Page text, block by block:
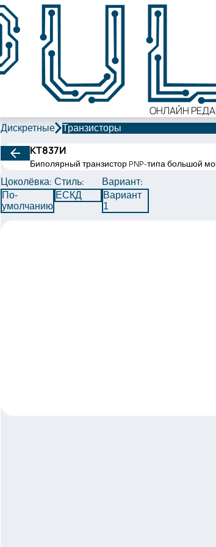
ОНЛАЙН
Дискретные Транзисторы
КТ837И
Биполярный транзистор PNP-типа большой
Цоколёвка:
По-
умолчанию
Стиль:
ЕСКД
Вариант:
Вариант
1